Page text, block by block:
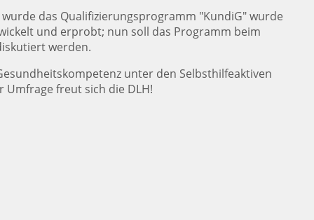
das Qualifizierungsprogramm "KundiG" wurde
und erprobt; nun soll das Programm beim
werden.
unter den Selbsthilfeaktiven
Umfrage freut sich die DLH!